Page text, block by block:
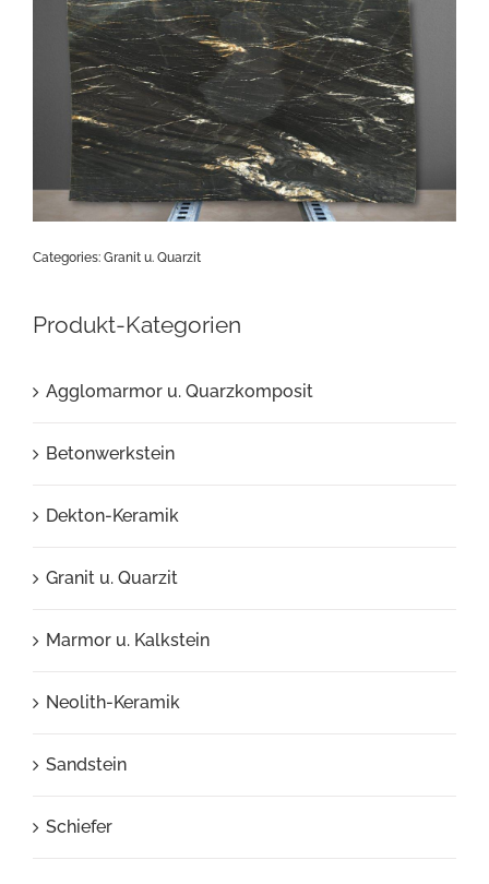
Categories: Granit u. Quarzit
Produkt-Kategorien
Agglomarmor u. Quarzkomposit
Betonwerkstein
Dekton-Keramik
Granit u. Quarzit
Marmor u. Kalkstein
Neolith-Keramik
Sandstein
Schiefer